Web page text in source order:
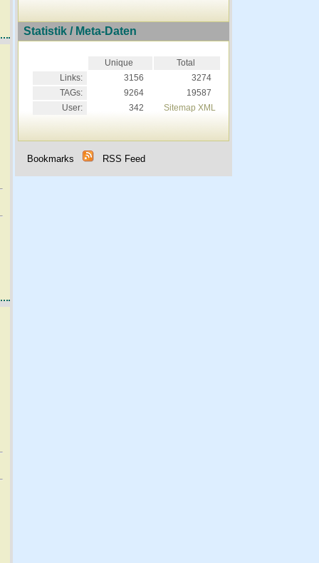
Statistik / Meta-Daten
Unique
Total
Links:
3156
3274
TAGs:
9264
19587
User:
342 Sitemap XML
Bookmarks RSS Feed